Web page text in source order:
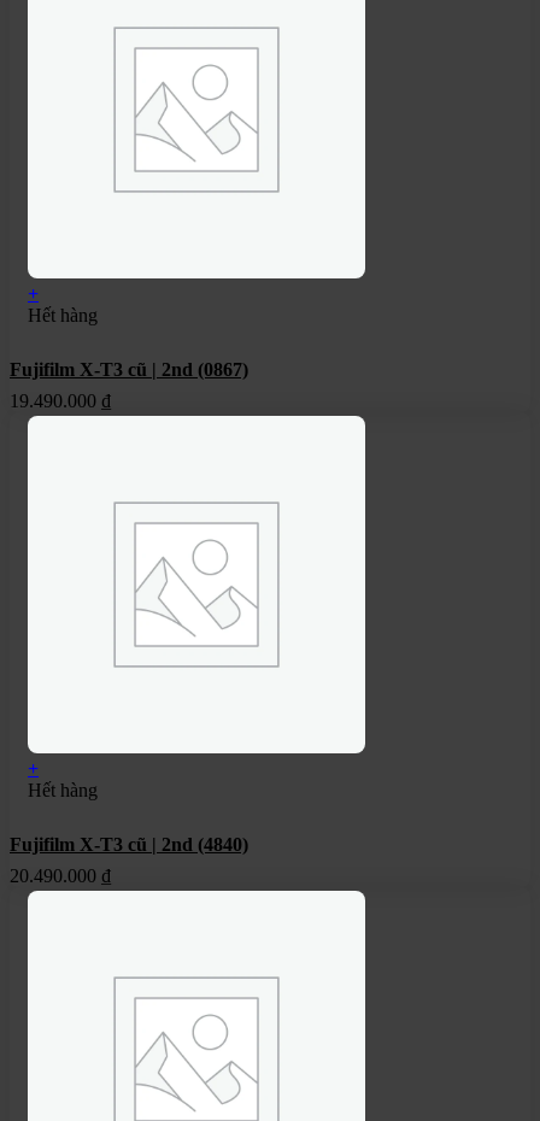
+
Hết hàng
Fujifilm X-T3 cũ | 2nd (0867)
19.490.000 ₫
+
Hết hàng
Fujifilm X-T3 cũ | 2nd (4840)
20.490.000 ₫